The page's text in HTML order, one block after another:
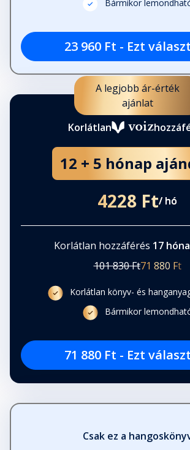
Fejezet hossza: 00:06:40
31. fejezet
Fejezet hossza: 00:11:08
32. fejezet
Fejezet hossza: 00:02:32
Bármikor
23 960 Ft - Ezt
A legjobb ár-érték
ajánlat
Korlátlan
12 + 5 hónap
4228 Ft/ hó
Korlátlan hozzáférés 17
101 830 Ft71 880 Ft
Korlátlan könyv- és
Bármikor
71 880 Ft - Ezt
Csak ez a